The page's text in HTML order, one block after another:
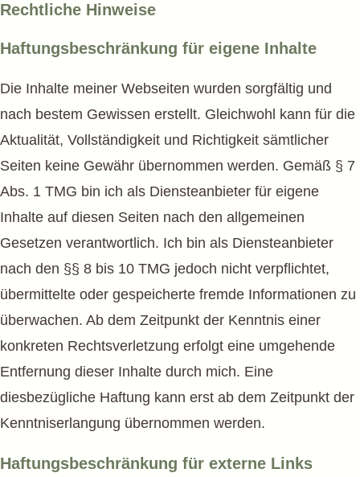
Rechtliche Hinweise
Haftungsbeschränkung für eigene Inhalte
Die Inhalte meiner Webseiten wurden sorgfältig und
nach bestem Gewissen erstellt. Gleichwohl kann für die
Aktualität, Vollständigkeit und Richtigkeit sämtlicher
Seiten keine Gewähr übernommen werden. Gemäß § 7
Abs. 1 TMG bin ich als Diensteanbieter für eigene
Inhalte auf diesen Seiten nach den allgemeinen
Gesetzen verantwortlich. Ich bin als Diensteanbieter
nach den §§ 8 bis 10 TMG jedoch nicht verpflichtet,
übermittelte oder gespeicherte fremde Informationen zu
überwachen. Ab dem Zeitpunkt der Kenntnis einer
konkreten Rechtsverletzung erfolgt eine umgehende
Entfernung dieser Inhalte durch mich. Eine
diesbezügliche Haftung kann erst ab dem Zeitpunkt der
Kenntniserlangung übernommen werden.
Haftungsbeschränkung für externe Links